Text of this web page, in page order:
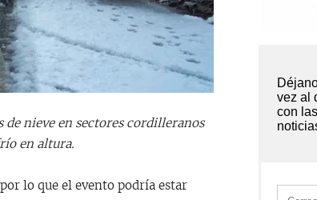
nieve en sectores cordilleranos
en altura.
lo que el evento podría estar